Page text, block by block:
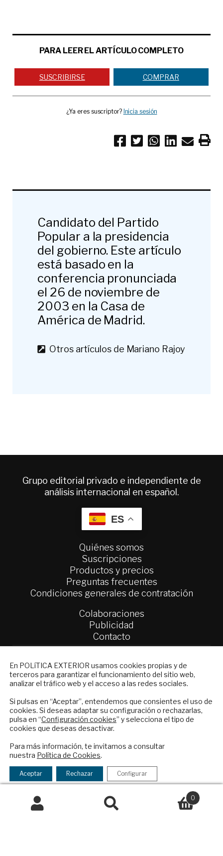
PARA LEER EL ARTÍCULO COMPLETO
SUSCRIBIRSE COMPRAR
¿Ya eres suscriptor? Inicia sesión
Candidato del Partido
Popular a la presidencia
del gobierno. Este artículo
está basado en la
conferencia pronunciada
el 26 de noviembre de
2003 en la Casa de
América de Madrid.
Otros artículos de Mariano Rajoy
Grupo editorial privado e independiente de
análisis internacional en español.
ES
Quiénes somos
Suscripciones
Productos y precios
Preguntas frecuentes
Condiciones generales de contratación
Colaboraciones
Publicidad
Contacto
Informe Semanal de Política Exterior
Afkar/Ideas
© 2026 - Fundación Análisis de Política
Exterior. Todos los derechos reservadosAviso
Legal|Política de Privacidad y de Cookies
Buscar
0
Financiado por el Programa KIT Digital. Plan de
Recuperación, Transformación y Resiliencia de
Declaración de accesibilidad
En POLíTICA EXTERIOR usamos cookies propias y de
terceros para garantizar el funcionamiento del sitio web,
analizar el tráfico web y el acceso a las redes sociales.
Si pulsas en “Aceptar”, entendemos que consientes el uso de
cookies. Si deseas adaptar su configuración o rechazarlas,
pulsa en “Configuración cookies” y selecciona el tipo de
cookies que deseas desactivar.
Para más información, te invitamos a consultar
nuestra Política de Cookies.
Aceptar Rechazar Configurar
NEWSLETTER
Suscríbase a nuestro boletín electrónico y
reciba en su correo el mejor análisis
internacional en español.
Checkbox
acepto
la
política
de
política de privacidad